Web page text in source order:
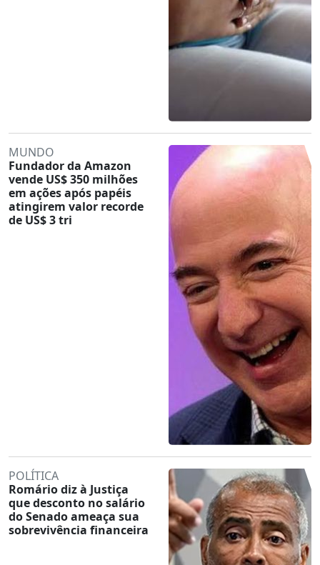
MUNDO
Fundador da Amazon
vende US$ 350 milhões
em ações após papéis
atingirem valor recorde
de US$ 3 tri
POLÍTICA
Romário diz à Justiça
que desconto no salário
do Senado ameaça sua
sobrevivência financeira